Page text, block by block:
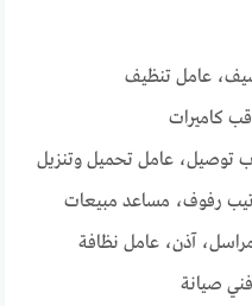
عامل تنظيف
كاميرات
توصيل، عامل تحميل وتنزيل
رفوف، مساعد مبيعات
آذن، عامل نظافة
صيانة